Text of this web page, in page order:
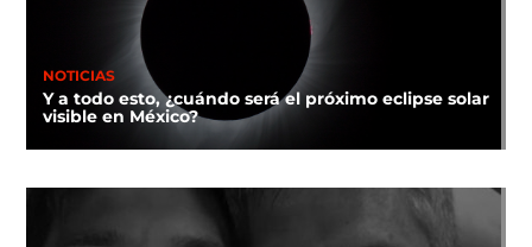
NOTICIAS
Y a todo esto, ¿cuándo será el próximo eclipse solar
visible en México?